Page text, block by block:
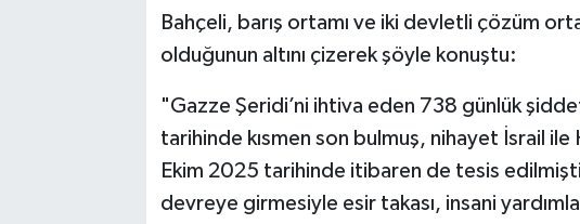
Bahçeli, barış ortamı ve iki devletli çözüm
olduğunun altını çizerek şöyle konuştu:
"Gazze Şeridi’ni ihtiva eden 738 günlük
tarihinde kısmen son bulmuş, nihayet İsrail ile
Ekim 2025 tarihinde itibaren de tesis
devreye girmesiyle esir takası, insani